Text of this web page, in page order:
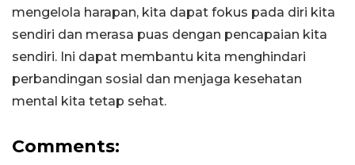
mengelola harapan, kita dapat fokus pada diri kita
sendiri dan merasa puas dengan pencapaian kita
sendiri. Ini dapat membantu kita menghindari
perbandingan sosial dan menjaga kesehatan
mental kita tetap sehat.
Comments: